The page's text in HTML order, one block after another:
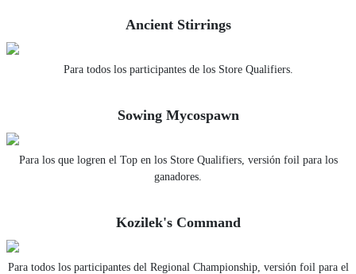
Ancient Stirrings
Para todos los participantes de los Store Qualifiers.
Sowing Mycospawn
Para los que logren el Top en los Store Qualifiers, versión foil para los
ganadores.
Kozilek's Command
Para todos los participantes del Regional Championship, versión foil para el